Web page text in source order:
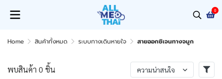
0
Home สินค้าทั้งหมด ระบบทางเดินหายใจ สายออกซิเจนทางจมูก
พบสินค้า 0 ชิ้น ความน่าสนใจ